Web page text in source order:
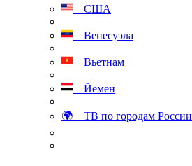
США
Венесуэла
Вьетнам
Йемен
🌍 ТВ по городам России